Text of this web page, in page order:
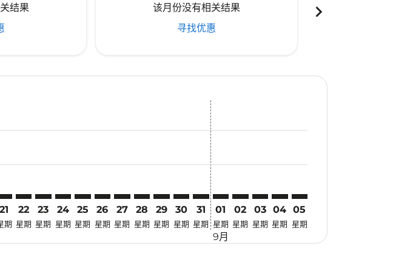
结果
该月份没有相关结果
寻找优惠
chevron_right
21
期
TRV–MEL: cmp-view-offers-disclaimer. 寻找优惠
22
星期
TRV–MEL: cmp-view-offers-disclaimer. 寻找优惠
23
星期
TRV–MEL: cmp-view-offers-disclaimer. 寻找优惠
24
星期
TRV–MEL: cmp-view-offers-disclaimer. 寻找优惠
25
星期
TRV–MEL: cmp-view-offers-disclaimer. 寻找优惠
26
星期
TRV–MEL: cmp-view-offers-disclaimer. 寻找优惠
27
星期
TRV–MEL: cmp-view-offers-disclaimer. 寻找优惠
28
星期
TRV–MEL: cmp-view-offers-disclaimer. 寻找优惠
29
星期
TRV–MEL: cmp-view-offers-disclaimer. 寻找优惠
30
星期
TRV–MEL: cmp-view-offers-disclaimer. 寻找
31
星期
01
星期
9月
02
星期
03
星期
04
星期
05
星期